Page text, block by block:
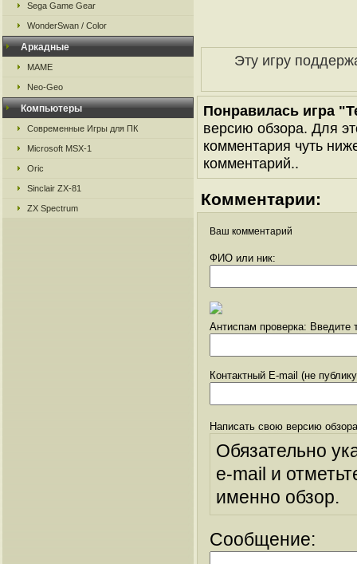
Sega Game Gear
WonderSwan / Color
Аркадные
MAME
Neo-Geo
Компьютеры
Современные Игры для ПК
Microsoft MSX-1
Oric
Sinclair ZX-81
ZX Spectrum
Эту игру
Понравилась игра
версию обзора. Для
комментария чуть
комментарий..
Комментарии:
Ваш комментарий
ФИО или ник:
Антиспам проверка: Введите
Контактный E-mail (не
Написать свою версию
Обязательно
e-mail и
именно обзор.
Сообщение: